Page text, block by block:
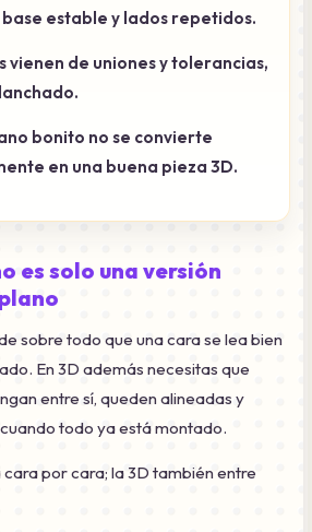
estable y lados repetidos.
vienen de uniones y tolerancias,
bonito no se convierte
en una buena pieza 3D.
es solo una versión
sobre todo que una cara se lea bien
En 3D además necesitas que
entre sí, queden alineadas y
todo ya está montado.
cara por cara; la 3D también entre